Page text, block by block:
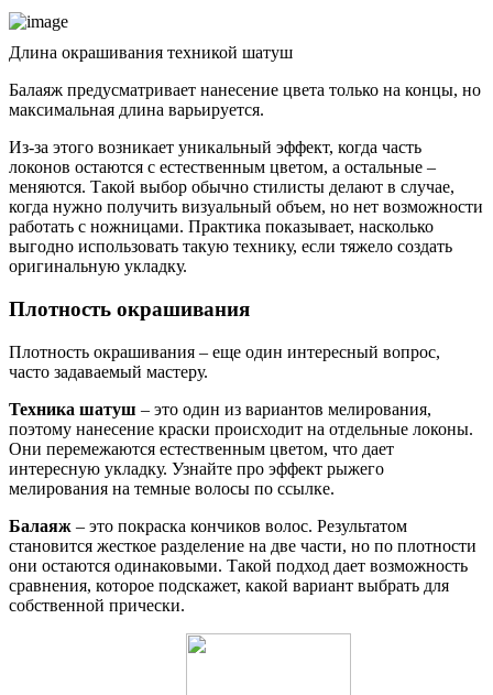
Длина окрашивания техникой шатуш
Балаяж предусматривает нанесение цвета только на концы, но
максимальная длина варьируется.
Из-за этого возникает уникальный эффект, когда часть
локонов остаются с естественным цветом, а остальные –
меняются. Такой выбор обычно стилисты делают в случае,
когда нужно получить визуальный объем, но нет возможности
работать с ножницами. Практика показывает, насколько
выгодно использовать такую технику, если тяжело создать
оригинальную укладку.
Плотность окрашивания
Плотность окрашивания – еще один интересный вопрос,
часто задаваемый мастеру.
Техника шатуш – это один из вариантов мелирования,
поэтому нанесение краски происходит на отдельные локоны.
Они перемежаются естественным цветом, что дает
интересную укладку. Узнайте про эффект рыжего
мелирования на темные волосы по ссылке.
Балаяж – это покраска кончиков волос. Результатом
становится жесткое разделение на две части, но по плотности
они остаются одинаковыми. Такой подход дает возможность
сравнения, которое подскажет, какой вариант выбрать для
собственной прически.